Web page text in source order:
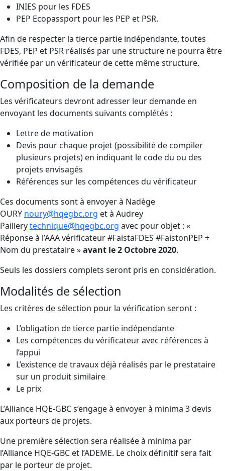
INIES pour les FDES
PEP Ecopassport pour les PEP et PSR.
Afin de respecter la tierce partie indépendante, toutes
FDES, PEP et PSR réalisés par une structure ne pourra être
vérifiée par un vérificateur de cette même structure.
Composition de la demande
Les vérificateurs devront adresser leur demande en
envoyant les documents suivants complétés :
Lettre de motivation
Devis pour chaque projet (possibilité de compiler
plusieurs projets) en indiquant le code du ou des
projets envisagés
Références sur les compétences du vérificateur
Ces documents sont à envoyer à Nadège
OURY noury@hqegbc.org et à Audrey
Paillerytechnique@hqegbc.org avec pour objet : «
Réponse à l’AAA vérificateur #FaistaFDES #FaistonPEP +
Nom du prestataire »avant le 2 Octobre 2020.
Seuls les dossiers complets seront pris en considération.
Modalités de sélection
Les critères de sélection pour la vérification seront :
L’obligation de tierce partie indépendante
Les compétences du vérificateur avec références à
l’appui
L’existence de travaux déjà réalisés par le prestataire
sur un produit similaire
Le prix
L’Alliance HQE-GBC s’engage à envoyer à minima 3 devis
aux porteurs de projets.
Une première sélection sera réalisée à minima par
l’Alliance HQE-GBC et l’ADEME. Le choix définitif sera fait
par le porteur de projet.